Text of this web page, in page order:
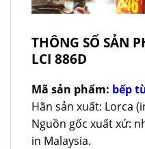
THÔNG SỐ SẢN
LCI 886D
Mã sản phẩm: bếp
Hãn sản xuất: Lorca
Nguồn gốc xuất xứ:
in Malaysia.